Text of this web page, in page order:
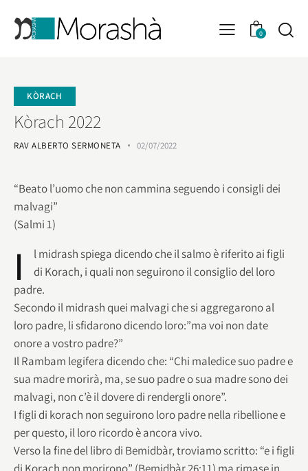
0
KÒRACH
Kòrach 2022
RAV ALBERTO SERMONETA 02/07/2022
“Beato l’uomo che non cammina seguendo i consigli dei
malvagi”
(Salmi 1)
I
l midrash spiega dicendo che il salmo è riferito ai figli
di Korach, i quali non seguirono il consiglio del loro
padre.
Secondo il midrash quei malvagi che si aggregarono al
loro padre, li sfidarono dicendo loro:”ma voi non date
onore a vostro padre?”
Il Rambam legifera dicendo che: “Chi maledice suo padre e
sua madre morirà, ma, se suo padre o sua madre sono dei
malvagi, non c’è il dovere di rendergli onore”.
I figli di korach non seguirono loro padre nella ribellione e
per questo, il loro ricordo è ancora vivo.
Verso la fine del libro di Bemidbàr, troviamo scritto: “e i figli
di Korach non morirono” (Bemidbàr 26;11) ma rimase in